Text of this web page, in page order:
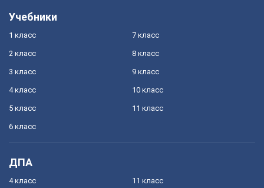
Учебники
1 класс
2 класс
3 класс
4 класс
5 класс
6 класс
7 класс
8 класс
9 класс
10 класс
11 класс
ДПА
4 класс 11 класс